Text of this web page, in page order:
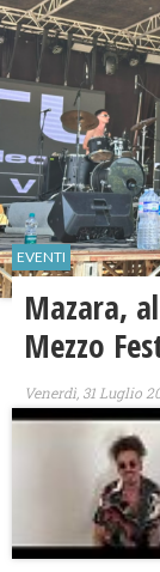
EVENTI
​Mazara,
Mezzo
Venerdì, 31 Luglio